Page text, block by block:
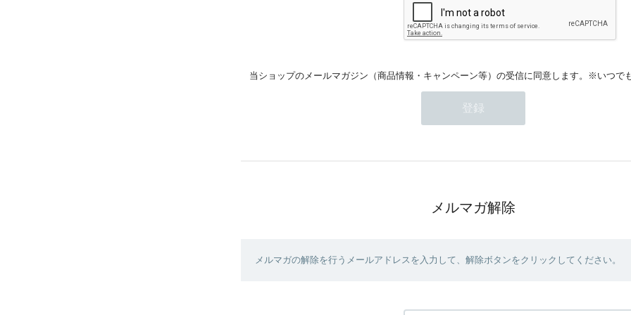
当ショップのメールマガジン（商品情報・キャンペーン等）の受信に同意します。※いつで
メルマガ解除
メルマガの解除を行うメールアドレスを入力して、解除ボタンをクリックしてください。